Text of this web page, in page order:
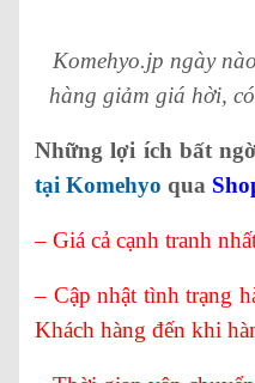
Komehyo.jp ngày
hàng giảm giá hời,
Những lợi ích bất
tại Komehyo qua
– Giá cả cạnh tranh
– Cập nhật tình trạng
Khách hàng đến khi